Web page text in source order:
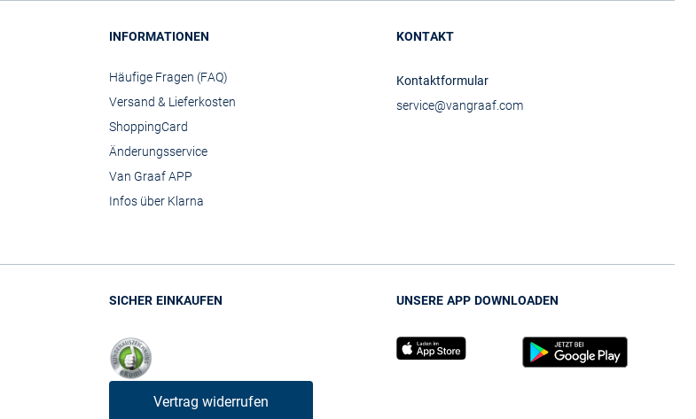
INFORMATIONEN
Häufige Fragen (FAQ)
Versand & Lieferkosten
ShoppingCard
Änderungsservice
Van Graaf APP
Infos über Klarna
KONTAKT
Kontaktformular
service@vangraaf.com
SICHER EINKAUFEN
Vertrag widerrufen
UNSERE APP DOWNLOADEN